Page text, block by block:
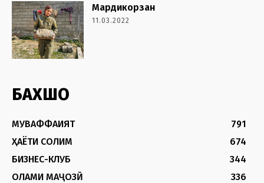
Мардикорзан
11.03.2022
БАХШҲО
МУВАФФАҚИЯТ
791
ҲАЁТИ СОЛИМ
674
БИЗНЕС-КЛУБ
344
ОЛАМИ МАҶОЗӢ
336